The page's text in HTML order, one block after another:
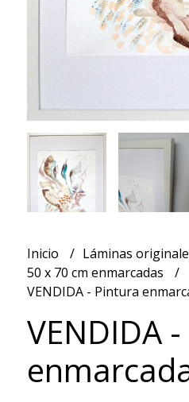
Inicio
Láminas
50 x 70 cm enmarcadas
VENDIDA - Pintura
VENDIDA